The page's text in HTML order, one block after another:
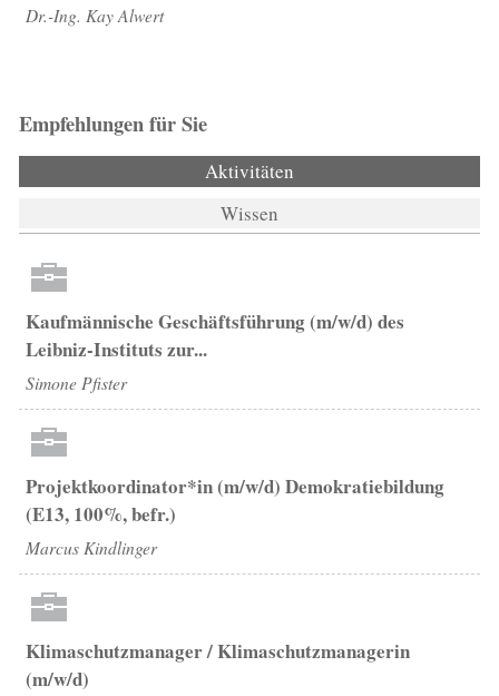
Dr.-Ing. Kay Alwert
Empfehlungen für Sie
Aktivitäten
Wissen
Kaufmännische Geschäftsführung (m/w/d) des
Leibniz-Instituts zur...
Simone Pfister
Projektkoordinator*in (m/w/d) Demokratiebildung
(E13, 100%, befr.)
Marcus Kindlinger
Klimaschutzmanager / Klimaschutzmanagerin
(m/w/d)